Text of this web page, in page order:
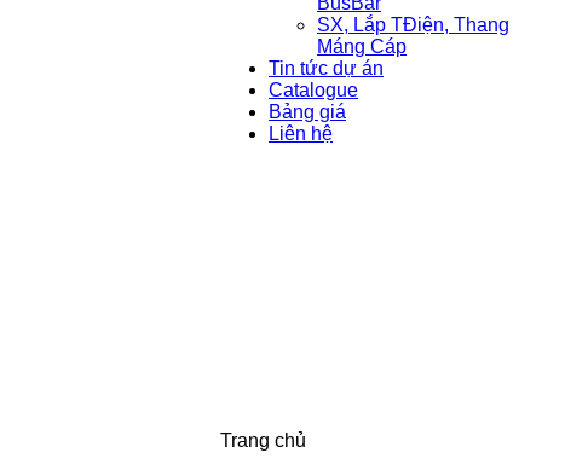
SX, Lắp TĐiện, Thang
Máng Cáp
Tin tức dự án
Catalogue
Bảng giá
Liên hệ
Trang chủ